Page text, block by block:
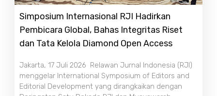
Simposium Internasional RJI Hadirkan
Pembicara Global, Bahas Integritas Riset
dan Tata Kelola Diamond Open Access
Jakarta, 17 Juli 2026 Relawan Jurnal Indonesia (RJI)
menggelar International Symposium of Editors and
Editorial Development yang dirangkaikan dengan